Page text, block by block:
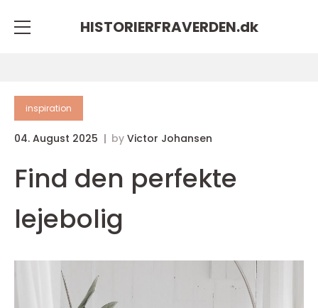
HISTORIERFRAVERDEN.dk
inspiration
04. August 2025 by Victor Johansen
Find den perfekte
lejebolig